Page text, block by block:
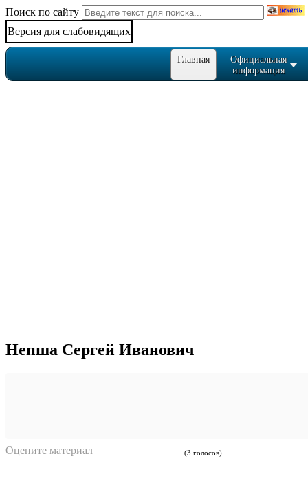
Поиск по сайту
Версия для слабовидящих
Главная
Официальная
информация
Непша Сергей Иванович
Оцените материал (3 голосов)